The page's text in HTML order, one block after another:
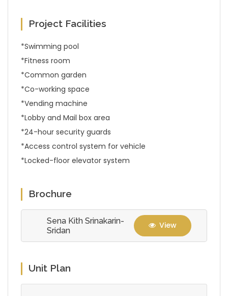
Project Facilities
*Swimming pool
*Fitness room
*Common garden
*Co-working space
*Vending machine
*Lobby and Mail box area
*24-hour security guards
*Access control system for vehicle
*Locked-floor elevator system
Brochure
Sena Kith Srinakarin-
Sridan
View
Unit Plan